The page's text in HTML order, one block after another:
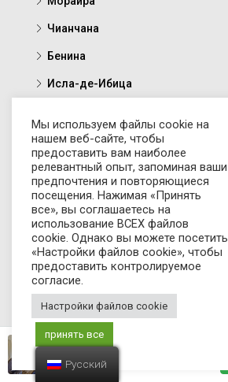
Чианчана
Бенина
Исла-де-Ибица
Тип
Вилла
Квартира
Дом
Таунхаус
Участок
Отель
Коммерческие предложения
ЭРДИ ЗОРЛУ
Мы используем файлы cookie на
нашем веб-сайте, чтобы
предоставить вам наиболее
релевантный опыт, запоминая ваши
предпочтения и повторяющиеся
посещения. Нажимая «Принять
все», вы соглашаетесь на
использование ВСЕХ файлов
cookie. Однако вы можете посетить
«Настройки файлов cookie», чтобы
предоставить контролируемое
согласие.
Настройки файлов cookie
принять все
Русский